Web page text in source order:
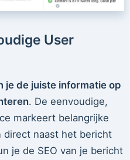
User
je de juiste informatie op
. De eenvoudige,
markeert belangrijke
direct naast het bericht
je de SEO van je bericht